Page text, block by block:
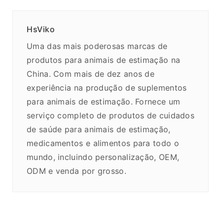
HsViko
Uma das mais poderosas marcas de
produtos para animais de estimação na
China. Com mais de dez anos de
experiência na produção de suplementos
para animais de estimação. Fornece um
serviço completo de produtos de cuidados
de saúde para animais de estimação,
medicamentos e alimentos para todo o
mundo, incluindo personalização, OEM,
ODM e venda por grosso.